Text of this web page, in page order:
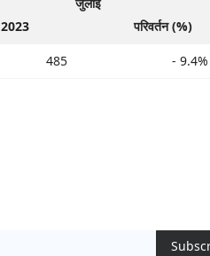
2023
परिवर्तन (%)
485 - 9.4%